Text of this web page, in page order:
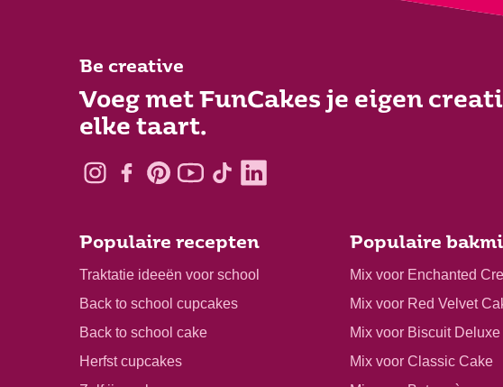
Be creative
Voeg met FunCakes je eigen
elke taart.
Populaire recepten
Traktatie ideeën voor school
Back to school cupcakes
Back to school cake
Herfst cupcakes
Populaire
Mix voor Enchanted
Mix voor Red Velvet
Mix voor Biscuit Deluxe
Mix voor Classic Cake